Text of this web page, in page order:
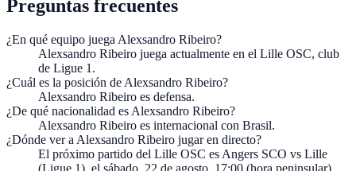
Preguntas frecuentes
¿En qué equipo juega Alexsandro Ribeiro?
Alexsandro Ribeiro juega actualmente en el Lille OSC, club
de Ligue 1.
¿Cuál es la posición de Alexsandro Ribeiro?
Alexsandro Ribeiro es defensa.
¿De qué nacionalidad es Alexsandro Ribeiro?
Alexsandro Ribeiro es internacional con Brasil.
¿Dónde ver a Alexsandro Ribeiro jugar en directo?
El próximo partido del Lille OSC es Angers SCO vs Lille